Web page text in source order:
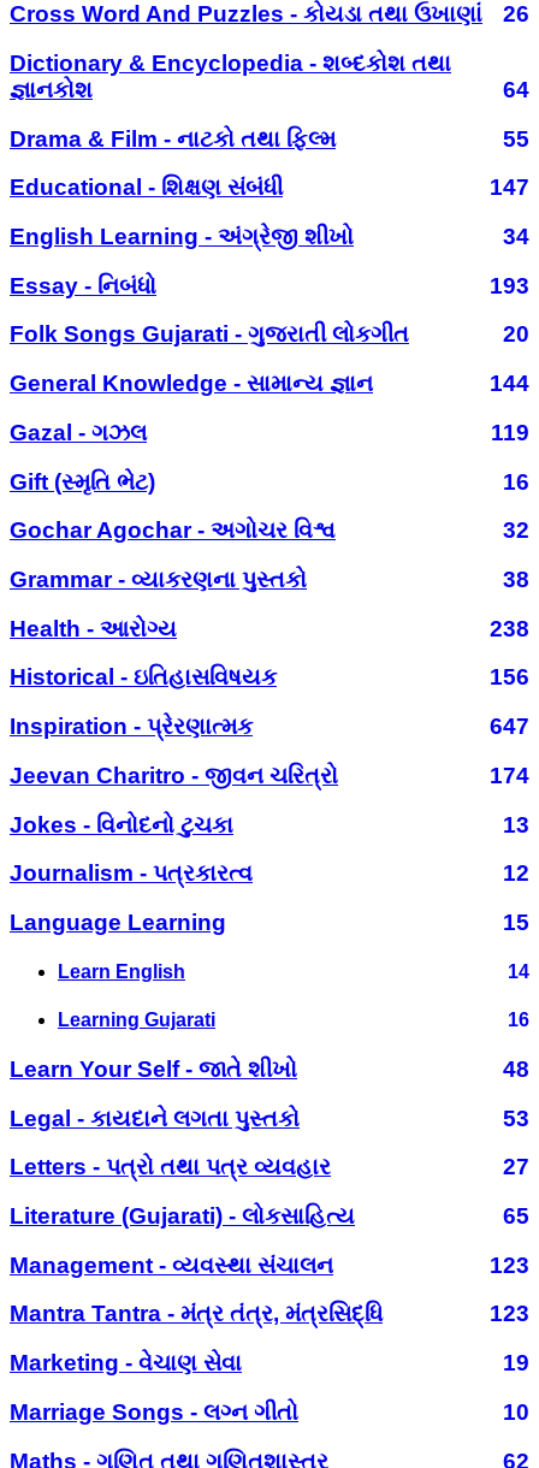
Cross Word And Puzzles - કોયડા તથા ઉખાણાં
26
Dictionary & Encyclopedia - શબ્દકોશ તથા
જ્ઞાનકોશ
64
Drama & Film - નાટકો તથા ફિલ્મ
55
Educational - શિક્ષણ સંબંધી
147
English Learning - અંગ્રેજી શીખો
34
Essay - નિબંધો
193
Folk Songs Gujarati - ગુજરાતી લોકગીત
20
General Knowledge - સામાન્ય જ્ઞાન
144
Gazal - ગઝલ
119
Gift (સ્મૃતિ ભેટ)
16
Gochar Agochar - અગોચર વિશ્વ
32
Grammar - વ્યાકરણના પુસ્તકો
38
Health - આરોગ્ય
238
Historical - ઇતિહાસવિષયક
156
Inspiration - પ્રેરણાત્મક
647
Jeevan Charitro - જીવન ચરિત્રો
174
Jokes - વિનોદનો ટુચકા
13
Journalism - પત્રકારત્વ
12
Language Learning
15
Learn English 14
Learning Gujarati 16
Learn Your Self - જાતે શીખો
48
Legal - કાયદાને લગતા પુસ્તકો
53
Letters - પત્રો તથા પત્ર વ્યવહાર
27
Literature (Gujarati) - લોકસાહિત્ય
65
Management - વ્યવસ્થા સંચાલન
123
Mantra Tantra - મંત્ર તંત્ર, મંત્રસિદ્ધિ
123
Marketing - વેચાણ સેવા
19
Marriage Songs - લગ્ન ગીતો
10
Maths - ગણિત તથા ગણિતશાસ્ત્ર
62